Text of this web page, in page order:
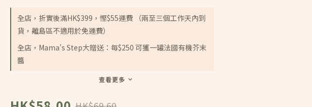
全店，折實後滿HK$399，慳$55運費 （兩至三個工作天內到
貨，離島區不適用於免運費）
全店，Mama's Step大贈送：每$250 可獲一罐法國有機芥末
醬
查看更多